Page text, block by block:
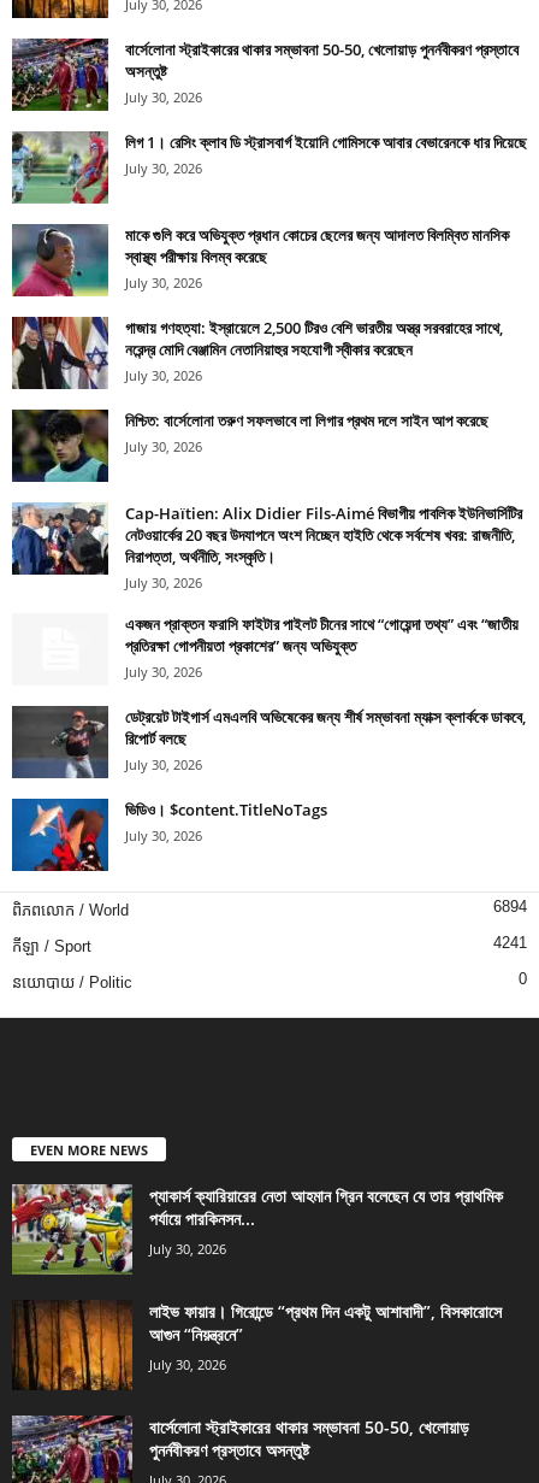
July 30, 2026
বার্সেলোনা স্ট্রাইকারের থাকার সম্ভাবনা 50-50, খেলোয়াড় পুনর্নবীকরণ প্রস্তাবে
অসন্তুষ্ট
July 30, 2026
লিগ 1। রেসিং ক্লাব ডি স্ট্রাসবার্গ ইয়োনি গোমিসকে আবার বেভারেনকে ধার দিয়েছে
July 30, 2026
মাকে গুলি করে অভিযুক্ত প্রধান কোচের ছেলের জন্য আদালত বিলম্বিত মানসিক
স্বাস্থ্য পরীক্ষায় বিলম্ব করেছে
July 30, 2026
গাজায় গণহত্যা: ইস্রায়েলে 2,500 টিরও বেশি ভারতীয় অস্ত্র সরবরাহের সাথে,
নরেন্দ্র মোদি বেঞ্জামিন নেতানিয়াহুর সহযোগী স্বীকার করেছেন
July 30, 2026
নিশ্চিত: বার্সেলোনা তরুণ সফলভাবে লা লিগার প্রথম দলে সাইন আপ করেছে
July 30, 2026
Cap-Haïtien: Alix Didier Fils-Aimé বিভাগীয় পাবলিক ইউনিভার্সিটির
নেটওয়ার্কের 20 বছর উদযাপনে অংশ নিচ্ছেন হাইতি থেকে সর্বশেষ খবর: রাজনীতি,
নিরাপত্তা, অর্থনীতি, সংস্কৃতি।
July 30, 2026
একজন প্রাক্তন ফরাসি ফাইটার পাইলট চীনের সাথে “গোয়েন্দা তথ্য” এবং “জাতীয়
প্রতিরক্ষা গোপনীয়তা প্রকাশের” জন্য অভিযুক্ত
July 30, 2026
ডেট্রয়েট টাইগার্স এমএলবি অভিষেকের জন্য শীর্ষ সম্ভাবনা ম্যাক্স ক্লার্ককে ডাকবে,
রিপোর্ট বলছে
July 30, 2026
ভিডিও। $content.TitleNoTags
July 30, 2026
ពិភពលោក / World 6894
កីឡា / Sport 4241
នយោបាយ / Politic 0
EVEN MORE NEWS
প্যাকার্স ক্যারিয়ারের নেতা আহমান গ্রিন বলেছেন যে তার প্রাথমিক
পর্যায়ে পারকিনসন...
July 30, 2026
লাইভ ফায়ার। গিরোন্ডে “প্রথম দিন একটু আশাবাদী”, বিসকারোসে
আগুন “নিয়ন্ত্রনে”
July 30, 2026
বার্সেলোনা স্ট্রাইকারের থাকার সম্ভাবনা 50-50, খেলোয়াড়
পুনর্নবীকরণ প্রস্তাবে অসন্তুষ্ট